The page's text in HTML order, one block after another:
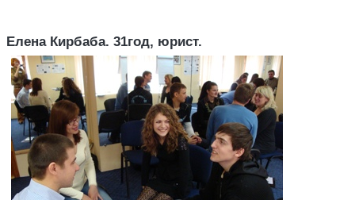
Елена Кирбаба. 31год, юрист.